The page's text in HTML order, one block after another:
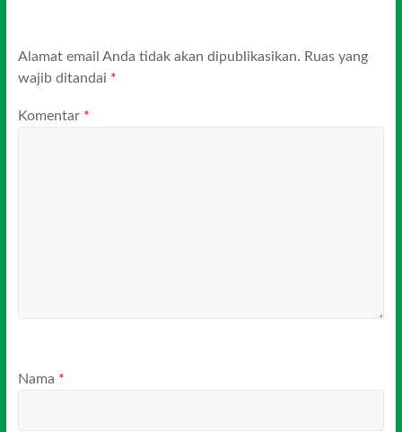
Alamat email Anda tidak akan dipublikasikan. Ruas yang
wajib ditandai *
Komentar *
Nama *